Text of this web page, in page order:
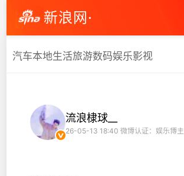
新浪网·
汽车本地生活旅游数码娱乐影视
流浪棣球__
26-05-13 18:40 微博认证：娱乐博主